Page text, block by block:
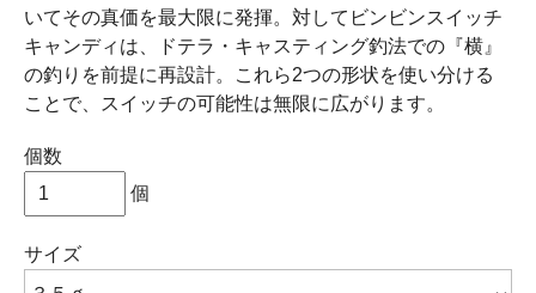
いてその真価を最大限に発揮。対してビンビンスイッチ
キャンディは、ドテラ・キャスティング釣法での『横』
の釣りを前提に再設計。これら2つの形状を使い分ける
ことで、スイッチの可能性は無限に広がります。
個数
個
サイズ